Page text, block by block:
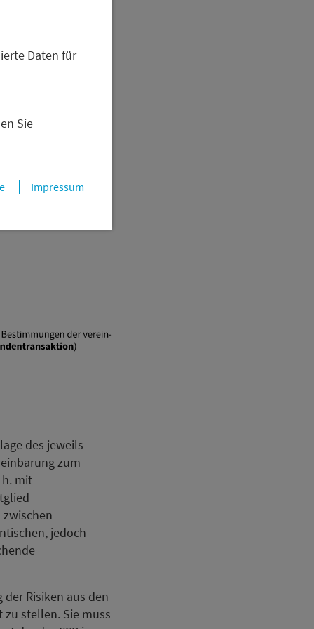
Daten für
Sie
Impressum
Bank und
des jeweils
zum
mit
jedoch
der Risiken aus den
zu stellen. Sie muss